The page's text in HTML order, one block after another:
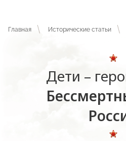
Главная Исторические статьи
Дети –